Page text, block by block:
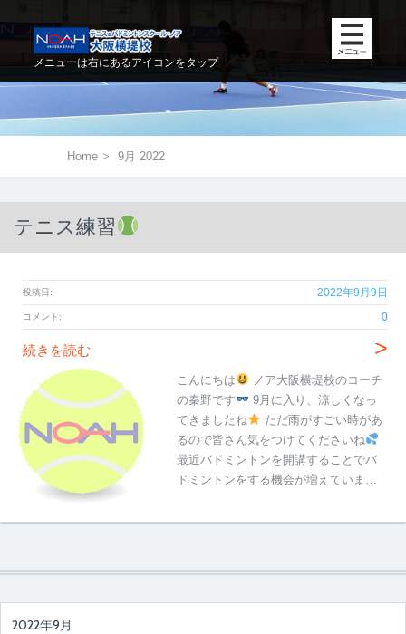
メニューは右にあるアイコンをタップ
Home > 9月 2022
テニス練習
投稿日: 2022年9月9日
コメント: 0
続きを読む >
こんにちは
ノア大阪横堤校のコーチ
の秦野です
9月に入り、涼しくなっ
てきましたね
ただ雨がすごい時があ
るので皆さん気をつけてくださいね
最近バドミントンを開講することでバ
ドミントンをする機会が増えていま…
2022年9月